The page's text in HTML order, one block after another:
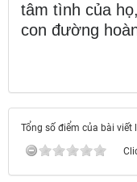
tâm tình của
con đường
Tổng số điểm của bài viết